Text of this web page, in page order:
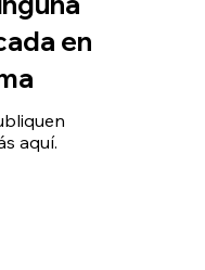
en
aquí.